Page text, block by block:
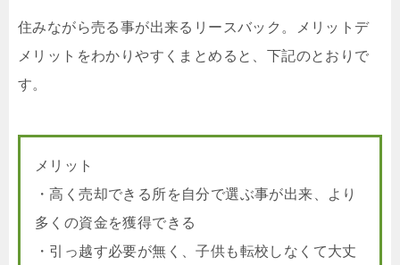
住みながら売る事が出来るリースバック。メリットデ
メリットをわかりやすくまとめると、下記のとおりで
す。
メリット
・高く売却できる所を自分で選ぶ事が出来、より
多くの資金を獲得できる
・引っ越す必要が無く、子供も転校しなくて大丈